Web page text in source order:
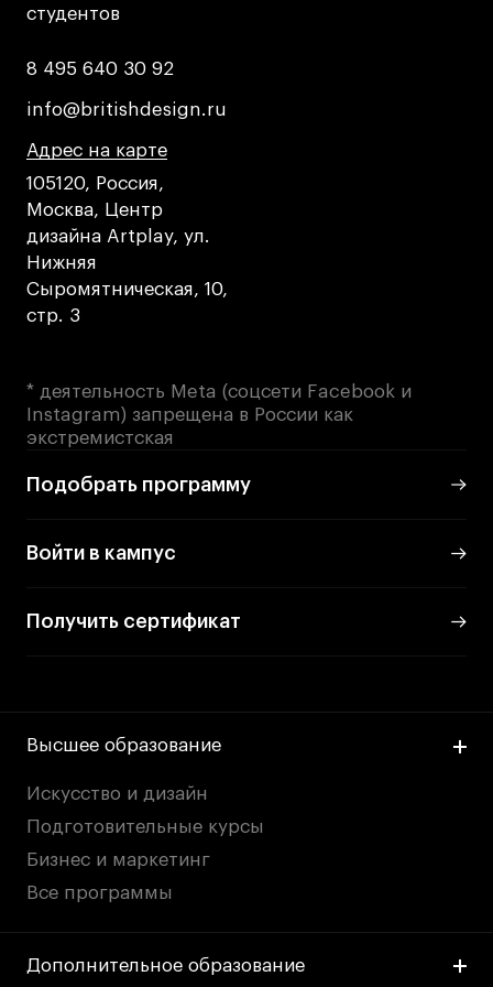
студентов
студентов
8 495 640 30 92
8 495 640 30 92
info@britishdesign.ru
info@britishdesign.ru
Адрес на карте
Адрес на карте
Адрес на карте
105120, Россия,
Москва, Центр
дизайна Artplay, ул.
Нижняя
Сыромятническая, 10,
стр. 3
* деятельность Meta (соцсети Facebook и
Instagram) запрещена в России как
экстремистская
Подобрать программу
Войти в кампус
Получить сертификат
Высшее образование
Искусство и дизайн
Подготовительные курсы
Бизнес и маркетинг
Все программы
Дополнительное образование